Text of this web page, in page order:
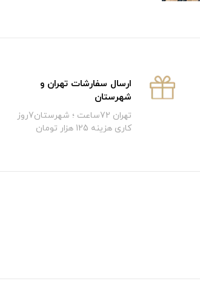
ارسال سفارشات تهران و
شهرستان
تهران 72ساعت ؛ شهرستان7روز
کاری هزینه 125 هزار تومان